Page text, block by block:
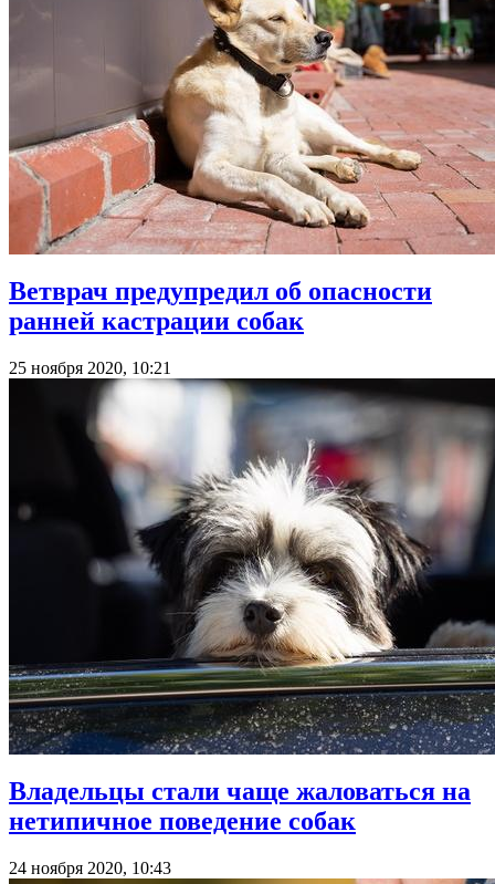
Ветврач предупредил об опасности
ранней кастрации собак
25 ноября 2020, 10:21
Владельцы стали чаще жаловаться на
нетипичное поведение собак
24 ноября 2020, 10:43